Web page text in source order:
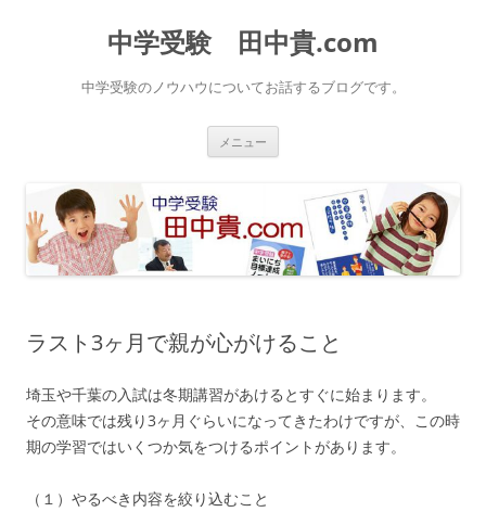
中学受験 田中貴.com
中学受験のノウハウについてお話するブログです。
メニュー
ス
キ
ッ
プ
ラスト3ヶ月で親が心がけること
埼玉や千葉の入試は冬期講習があけるとすぐに始まります。
その意味では残り3ヶ月ぐらいになってきたわけですが、この時
期の学習ではいくつか気をつけるポイントがあります。
（１）やるべき内容を絞り込むこと